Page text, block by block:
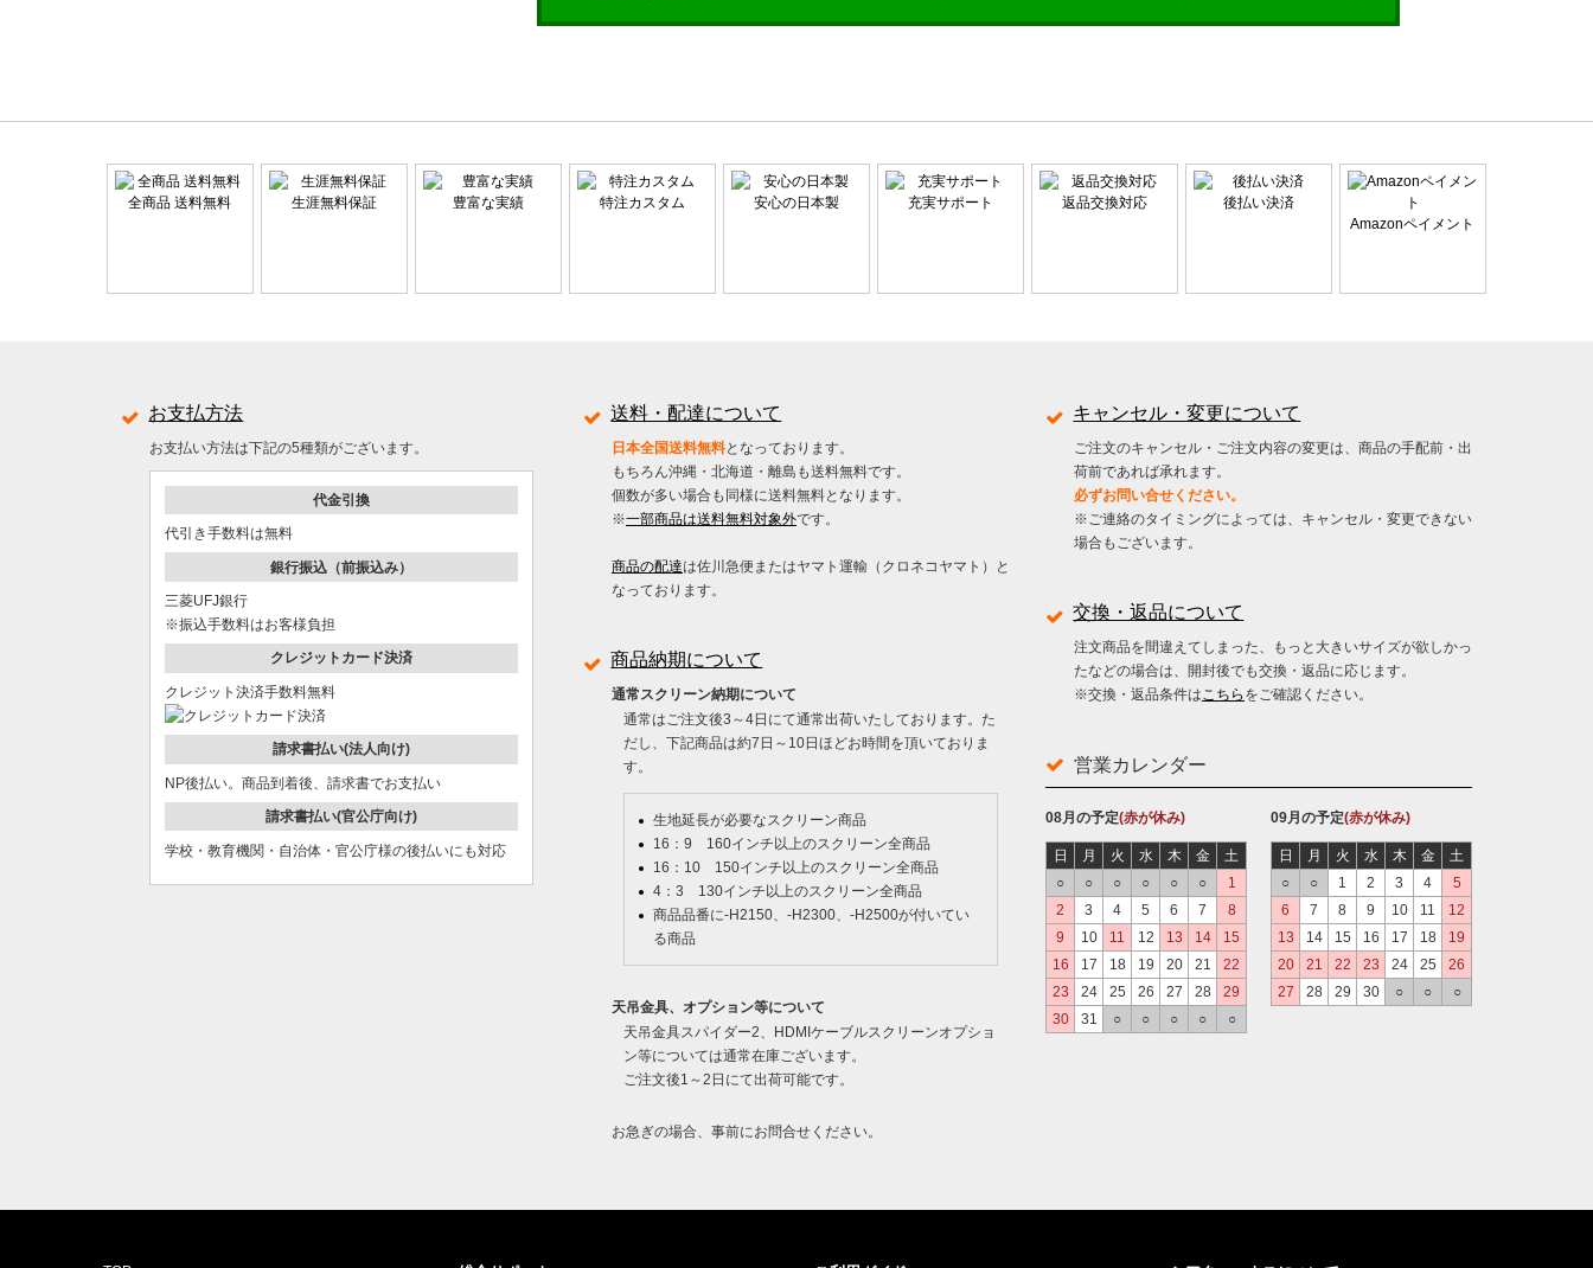
全商品 送料無料 生涯無料保証 豊富な実績 特注カスタム 安心の日本製 充実サポート 返品交換対応
後払い決済
Amazonペイメント
お支払方法
お支払い方法は下記の5種類がございます。
代金引換
代引き手数料は無料
銀行振込（前振込み）
三菱UFJ銀行
※振込手数料はお客様負担
クレジットカード決済
クレジット決済手数料無料
請求書払い(法人向け)
NP後払い。商品到着後、請求書でお支払い
請求書払い(官公庁向け)
学校・教育機関・自治体・官公庁様の後払いにも対応
送料・配達について
日本全国送料無料となっております。
もちろん沖縄・北海道・離島も送料無料です。
個数が多い場合も同様に送料無料となります。
※一部商品は送料無料対象外です。
商品の配達は佐川急便またはヤマト運輸（クロネコヤマト）と
なっております。
商品納期について
通常スクリーン納期について
通常はご注文後3～4日にて通常出荷いたしております。た
だし、下記商品は約7日～10日ほどお時間を頂いておりま
す。
生地延長が必要なスクリーン商品
16：9 160インチ以上のスクリーン全商品
16：10 150インチ以上のスクリーン全商品
4：3 130インチ以上のスクリーン全商品
商品品番に-H2150、-H2300、-H2500が付いてい
る商品
天吊金具、オプション等について
天吊金具スパイダー2、HDMIケーブルスクリーンオプショ
ン等については通常在庫ございます。
ご注文後1～2日にて出荷可能です。
お急ぎの場合、事前にお問合せください。
キャンセル・変更について
ご注文のキャンセル・ご注文内容の変更は、商品の手配前・出
荷前であれば承れます。
必ずお問い合せください。
※ご連絡のタイミングによっては、キャンセル・変更できない
場合もございます。
交換・返品について
注文商品を間違えてしまった、もっと大きいサイズが欲しかっ
たなどの場合は、開封後でも交換・返品に応じます。
※交換・返品条件はこちら をご確認ください。
営業カレンダー
08月の予定(赤が休み)
日 月 火 水 木 金
土
○
○ ○ ○ ○ ○
1
2
3 4 5 6 7
8
9
10 11 12 13 14
15
16
17 18 19 20 21
22
23
24 25 26 27 28
29
30
31 ○ ○ ○ ○ ○
09月の予定(赤が休み)
日 月 火 水 木 金
土
○
○ 1 2 3 4
5
6
7 8 9 10 11
12
13
14 15 16 17 18
19
20
21 22 23 24 25
26
27
28 29 30 ○ ○ ○